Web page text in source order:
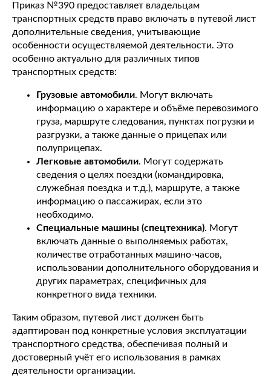
Приказ №390 предоставляет владельцам
транспортных средств право включать в путевой лист
дополнительные сведения, учитывающие
особенности осуществляемой деятельности. Это
особенно актуально для различных типов
транспортных средств:
Грузовые автомобили. Могут включать
информацию о характере и объёме перевозимого
груза, маршруте следования, пунктах погрузки и
разгрузки, а также данные о прицепах или
полуприцепах.
Легковые автомобили. Могут содержать
сведения о целях поездки (командировка,
служебная поездка и т.д.), маршруте, а также
информацию о пассажирах, если это
необходимо.
Специальные машины (спецтехника). Могут
включать данные о выполняемых работах,
количестве отработанных машино-часов,
использовании дополнительного оборудования и
других параметрах, специфичных для
конкретного вида техники.
Таким образом, путевой лист должен быть
адаптирован под конкретные условия эксплуатации
транспортного средства, обеспечивая полный и
достоверный учёт его использования в рамках
деятельности организации.